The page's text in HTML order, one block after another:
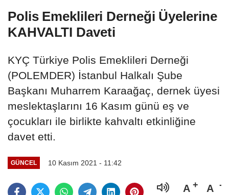
Polis Emeklileri Derneği Üyelerine
KAHVALTI Daveti
KYÇ Türkiye Polis Emeklileri Derneği
(POLEMDER) İstanbul Halkalı Şube
Başkanı Muharrem Karaağaç, dernek üyesi
meslektaşlarını 16 Kasım günü eş ve
çocukları ile birlikte kahvaltı etkinliğine
davet etti.
GÜNCEL 10 Kasım 2021 - 11:42
A A